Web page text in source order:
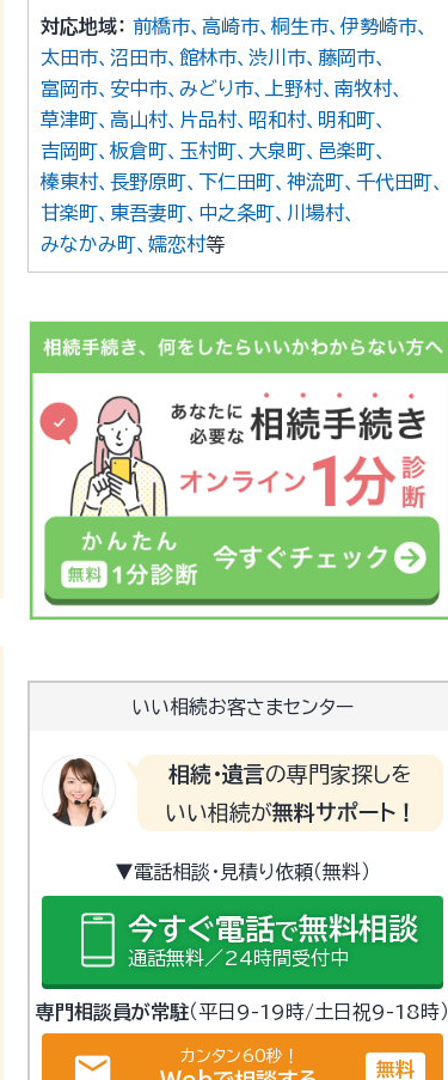
対応地域： 前橋市 高崎市 桐生市
伊勢崎市
太田市
沼田市 館林市 渋川市
藤岡市
富岡市
安中市 みどり市 上野村
南牧村
草津町
高山村 片品村 昭和村
明和町
吉岡町
板倉町 玉村町 大泉町
邑楽町
榛東村
長野原町 下仁田町 神流町
千代田町
甘楽町
東吾妻町 中之条町
川場村
みなかみ町
嬬恋村
いい相続お客さまセンター
相続・遺言の専門家探しを
いい相続が無料サポート！
▼電話相談・見積り依頼（無料）
今すぐ電話で無料相談
通話無料／24時間受付中
専門相談員が常駐（平日9-19時/土日祝9-18時）
email カンタン60秒！
無料